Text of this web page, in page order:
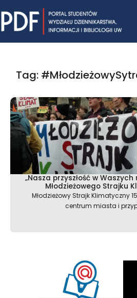
to
content
Tag:
„Nasza przyszłość w
Młodzieżowego Strajku
Młodzieżowy Strajk Klimatyczny
centrum miasta i